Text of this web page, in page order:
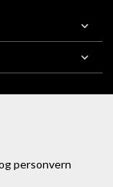
personvern